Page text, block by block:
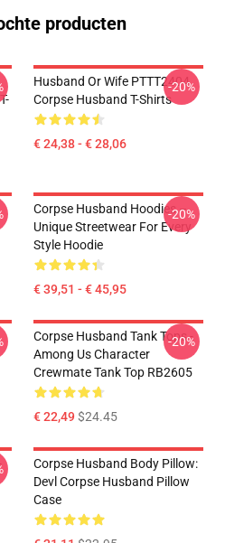
producten
Husband Or Wife PTTT2404
Corpse Husband T-Shirts
€ 24,38 - € 28,06
-20%
Corpse Husband Hoodies –
Unique Streetwear For Every
Style Hoodie
€ 39,51 - € 45,95
-20%
Corpse Husband Tank Tops -
Among Us Character
Crewmate Tank Top RB2605
€ 22,49$24.45
-20%
Corpse Husband Body Pillow:
Devl Corpse Husband Pillow
Case